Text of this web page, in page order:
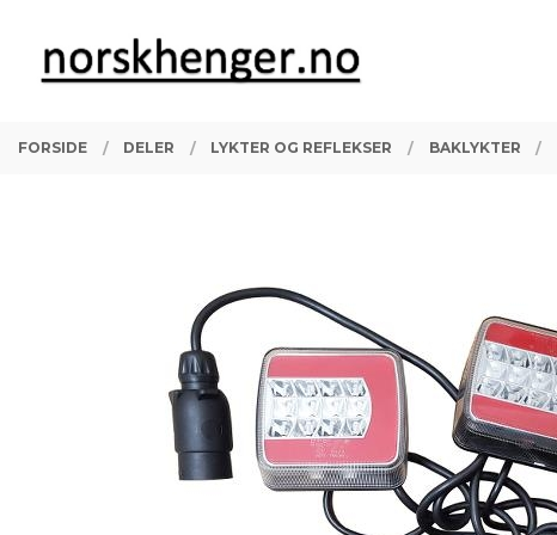
innholdet
PRODUKTER
FORSIDE DELER LYKTER OG REFLEKSER BAKLYKTER